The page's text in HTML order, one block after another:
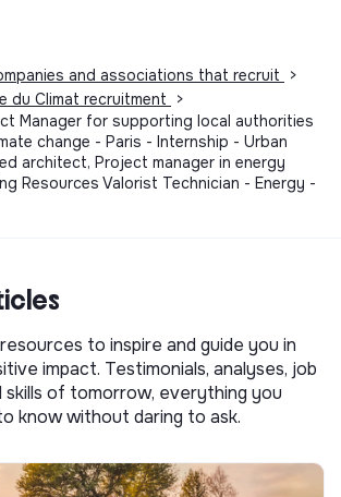
and associations that recruit
>
du Climat recruitment
>
Manager for supporting local authorities
change - Paris - Internship - Urban
architect, Project manager in energy
Resources Valorist Technician - Energy -
to inspire and guide you in
impact. Testimonials, analyses, job
skills of tomorrow, everything you
know without daring to ask.